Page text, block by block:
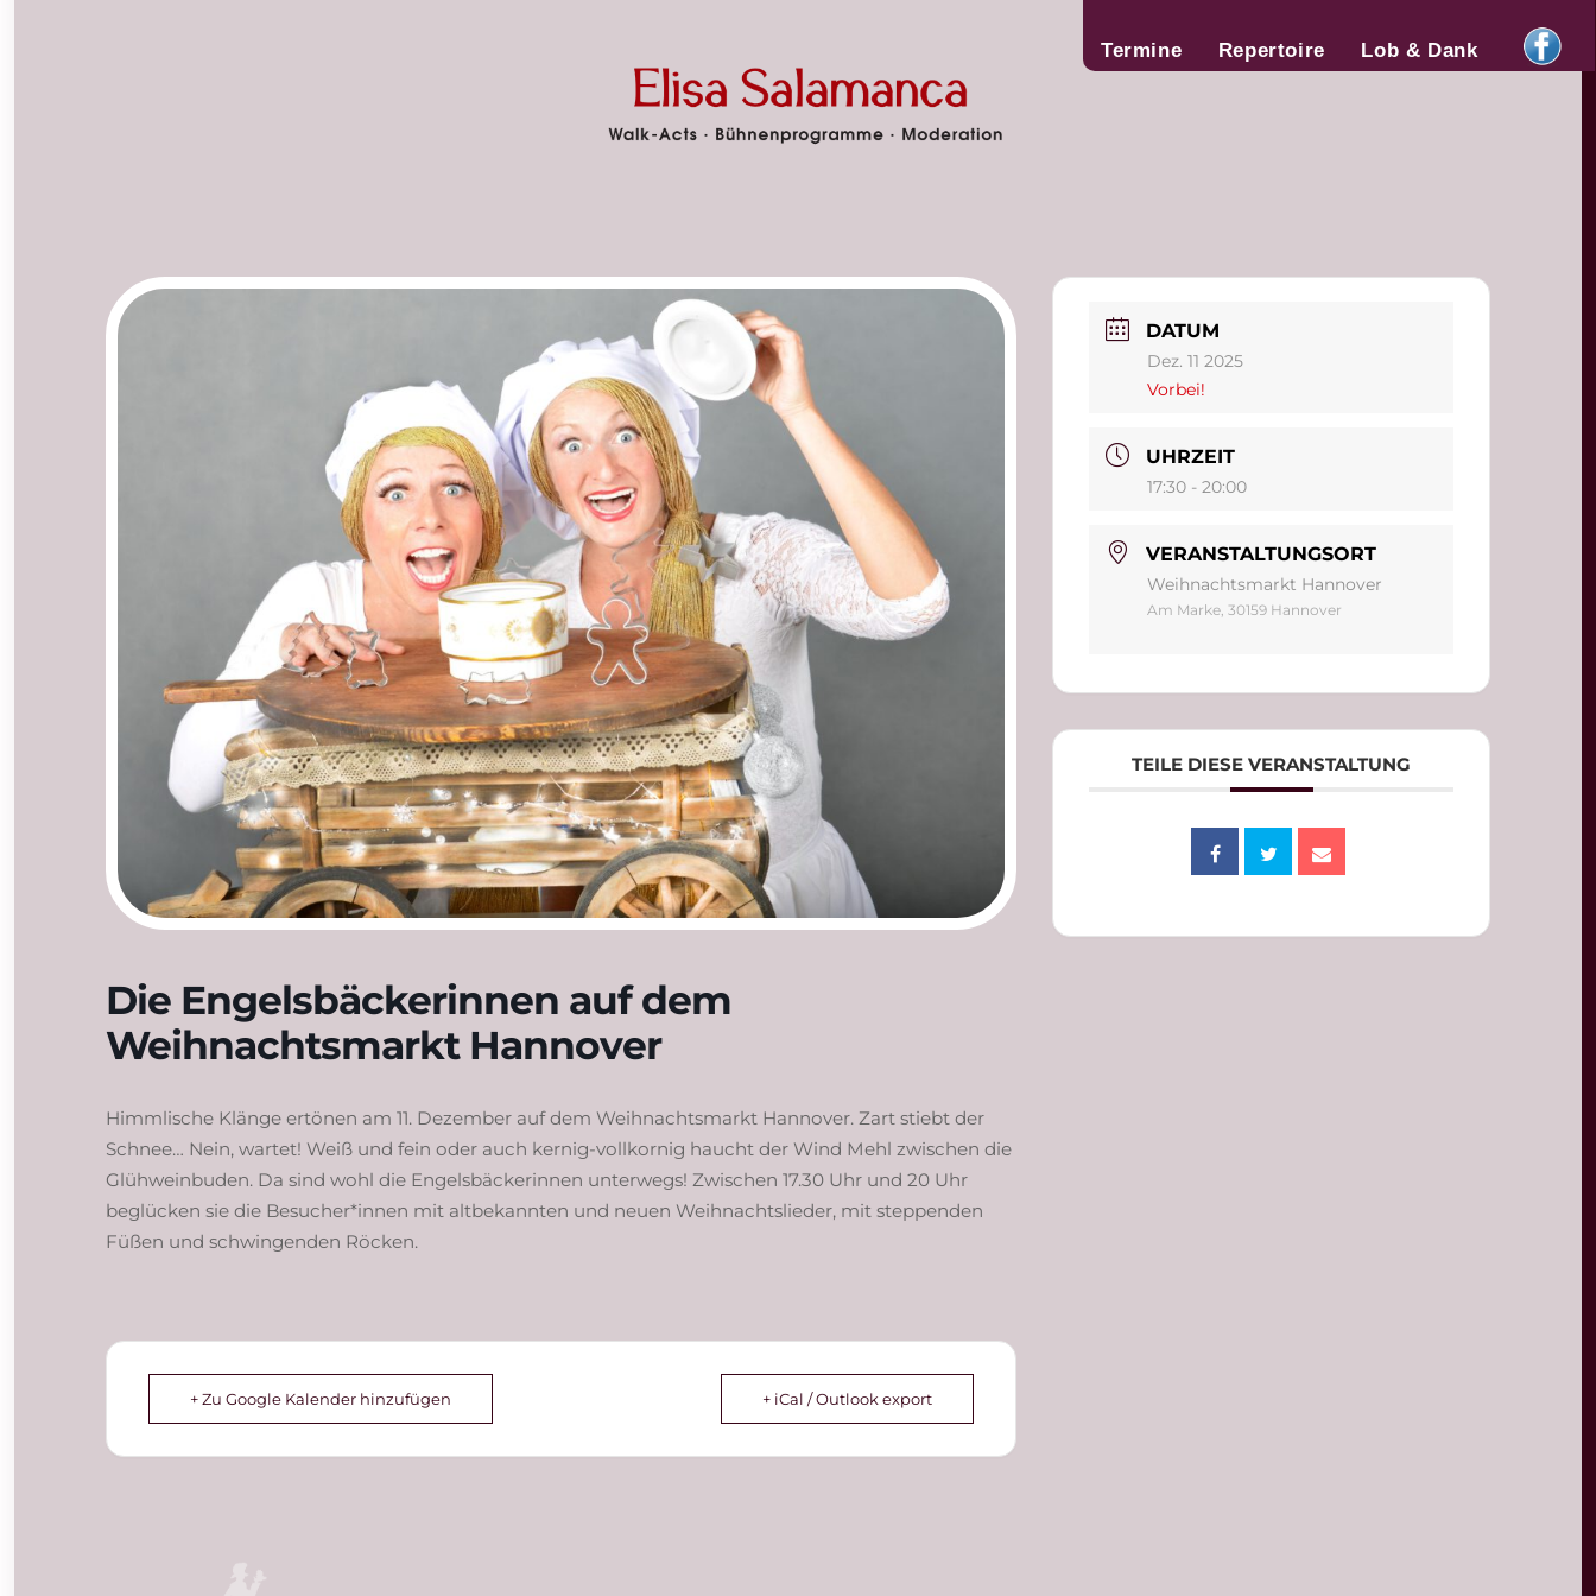
Termine Repertoire Lob & Dank
Die Engelsbäckerinnen auf dem
Weihnachtsmarkt Hannover
Himmlische Klänge ertönen am 11. Dezember auf dem Weihnachtsmarkt Hannover. Zart stiebt der
Schnee… Nein, wartet! Weiß und fein oder auch kernig-vollkornig haucht der Wind Mehl zwischen die
Glühweinbuden. Da sind wohl die Engelsbäckerinnen unterwegs! Zwischen 17.30 Uhr und 20 Uhr
beglücken sie die Besucher*innen mit altbekannten und neuen Weihnachtslieder, mit steppenden
Füßen und schwingenden Röcken.
+ Zu Google Kalender hinzufügen + iCal / Outlook export
DATUM
Dez. 11 2025
Vorbei!
UHRZEIT
17:30 - 20:00
VERANSTALTUNGSORT
Weihnachtsmarkt Hannover
Am Marke, 30159 Hannover
TEILE DIESE VERANSTALTUNG